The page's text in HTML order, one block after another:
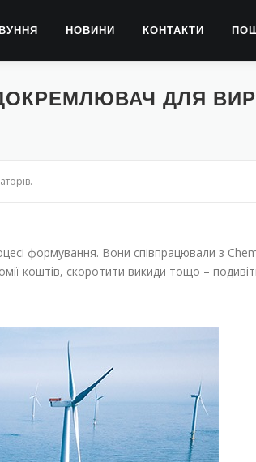
НОВИНИ КОНТАКТИ
ДЛЯ
формування. Вони співпрацювали з
коштів, скоротити викиди тощо –